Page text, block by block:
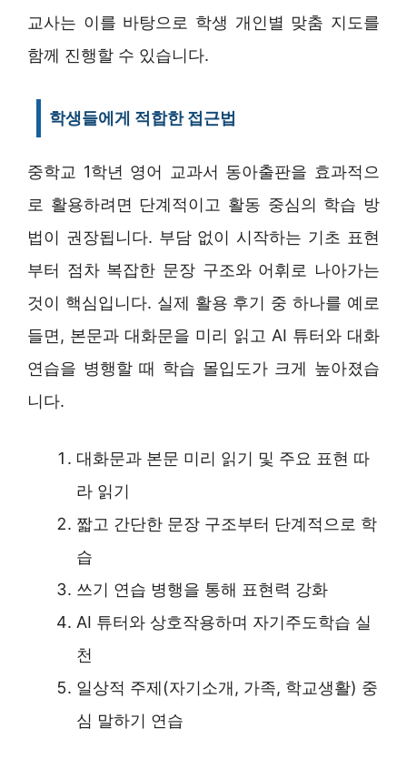
교사는 이를 바탕으로 학생 개인별 맞춤 지도를
함께 진행할 수 있습니다.
학생들에게 적합한 접근법
중학교 1학년 영어 교과서 동아출판을 효과적으
로 활용하려면 단계적이고 활동 중심의 학습 방
법이 권장됩니다. 부담 없이 시작하는 기초 표현
부터 점차 복잡한 문장 구조와 어휘로 나아가는
것이 핵심입니다. 실제 활용 후기 중 하나를 예로
들면, 본문과 대화문을 미리 읽고 AI 튜터와 대화
연습을 병행할 때 학습 몰입도가 크게 높아졌습
니다.
대화문과 본문 미리 읽기 및 주요 표현 따
라 읽기
짧고 간단한 문장 구조부터 단계적으로 학
습
쓰기 연습 병행을 통해 표현력 강화
AI 튜터와 상호작용하며 자기주도학습 실
천
일상적 주제(자기소개, 가족, 학교생활) 중
심 말하기 연습